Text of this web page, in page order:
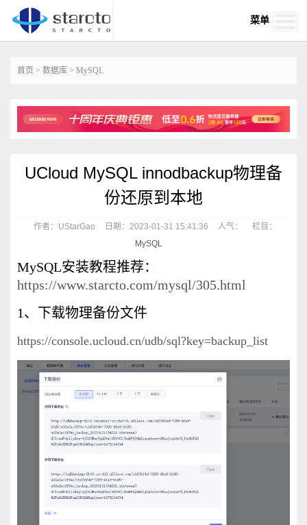
菜单
首页 > 数据库 > MySQL
UCloud MySQL innodbackup物理备
份还原到本地
作者：UStarGao 日期：2023-01-31 15:41:36 人气：
栏目：
MySQL
MySQL安装教程推荐：
https://www.starcto.com/mysql/305.html
1、下载物理备份文件
https://console.ucloud.cn/udb/sql?key=backup_list